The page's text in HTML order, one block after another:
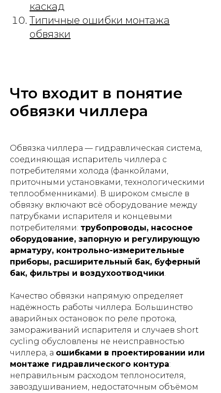
каскад
Типичные ошибки монтажа
обвязки
Что входит в понятие
обвязки чиллера
Обвязка чиллера — гидравлическая система,
соединяющая испаритель чиллера с
потребителями холода (фанкойлами,
приточными установками, технологическими
теплообменниками). В широком смысле в
обвязку включают всё оборудование между
патрубками испарителя и концевыми
потребителями: трубопроводы, насосное
оборудование, запорную и регулирующую
арматуру, контрольно-измерительные
приборы, расширительный бак, буферный
бак, фильтры и воздухоотводчики.
Качество обвязки напрямую определяет
надёжность работы чиллера. Большинство
аварийных остановок по реле протока,
замораживаний испарителя и случаев short
cycling обусловлены не неисправностью
чиллера, а ошибками в проектировании или
монтаже гидравлического контура:
неправильным расходом теплоносителя,
завоздушиванием, недостаточным объёмом